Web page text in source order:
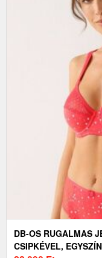
DB-OS RUGALMAS
CSIPKÉVEL,